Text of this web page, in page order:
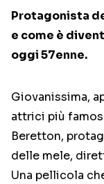
Protagonista
e come è
oggi 57enne.
Giovanissima,
attrici più
Beretton,
delle mele,
Una pellicola